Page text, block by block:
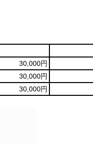
30,000円
30,000円
30,000円